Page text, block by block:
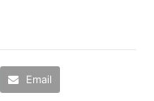
Email